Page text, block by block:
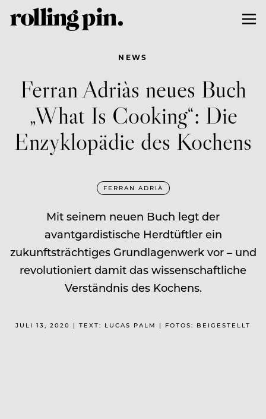
NEWS
Ferran Adriàs neues Buch
„What Is Cooking“: Die
Enzyklopädie des Kochens
FERRAN ADRIÀ
Mit seinem neuen Buch legt der
avantgardistische Herdtüftler ein
zukunftsträchtiges Grundlagenwerk vor – und
revolutioniert damit das wissenschaftliche
Verständnis des Kochens.
JULI 13, 2020 | TEXT: LUCAS PALM | FOTOS: BEIGESTELLT